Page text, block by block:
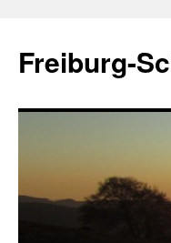
springen
Freiburg-